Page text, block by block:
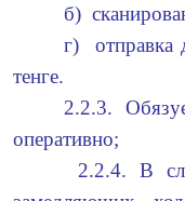
б)
г)
тенге.
2.2.3.
оперативно;
2.2.4. В